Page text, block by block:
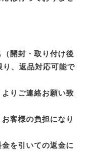
開封・取り付け後
、返品対応可能で
りご連絡お願い致
客様の負担になり
を引いての返金に